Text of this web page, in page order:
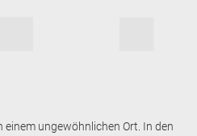
ungewöhnlichen Ort. In den